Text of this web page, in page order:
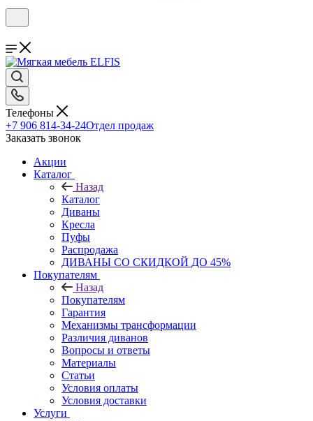
Телефоны
+7 906 814-34-24Отдел продаж
Заказать звонок
Акции
Каталог
Назад
Каталог
Диваны
Кресла
Пуфы
Распродажа
ДИВАНЫ СО СКИДКОЙ ДО 45%
Покупателям
Назад
Покупателям
Гарантия
Механизмы трансформации
Различия диванов
Вопросы и ответы
Материалы
Статьи
Условия оплаты
Условия доставки
Услуги